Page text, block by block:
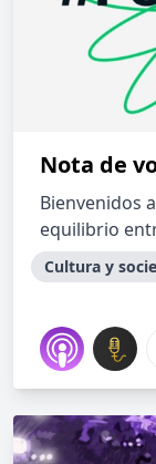
Nota de
Bienvenidos
equilibrio
Cultura y